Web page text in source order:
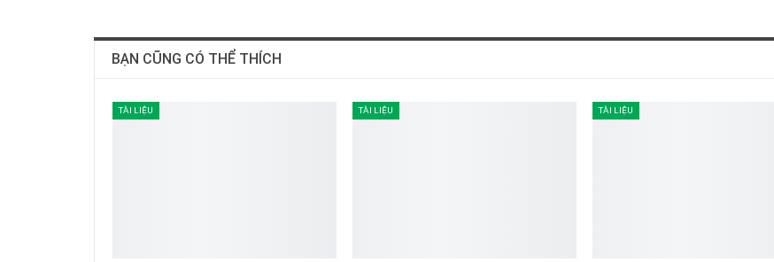
BẠN CŨNG CÓ THỂ THÍCH
TÀI LIỆU TÀI LIỆU TÀI LIỆU